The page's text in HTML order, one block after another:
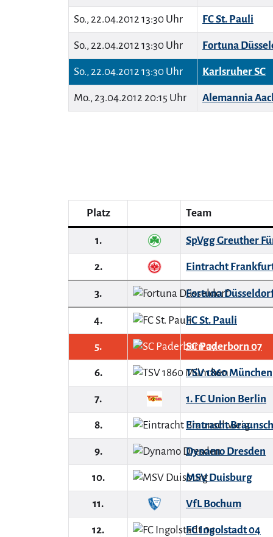
So., 22.04.2012 13:30 Uhr FC St. Pauli
So., 22.04.2012 13:30 Uhr Fortuna
So., 22.04.2012 13:30 Uhr Karlsruher SC
Mo., 23.04.2012 20:15 Uhr Alemannia
Platz Team
1. SpVgg Greuther
2. Eintracht
3. Fortuna
4. FC St. Pauli
5. SC Paderborn 07
6. TSV 1860 München
7. 1. FC Union Berlin
8. Eintracht
9. Dynamo Dresden
10. MSV Duisburg
11. VfL Bochum
12. FC Ingolstadt 04